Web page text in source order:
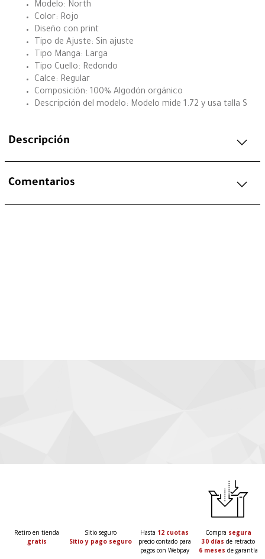
Modelo: North
Color: Rojo
Diseño con print
Tipo de Ajuste: Sin ajuste
Tipo Manga: Larga
Tipo Cuello: Redondo
Calce: Regular
Composición: 100% Algodón orgánico
Descripción del modelo: Modelo mide 1.72 y usa talla S
Descripción
Comentarios
Retiro en tienda
gratis
Sitio seguro
Sitio y pago seguro
Hasta 12 cuotas
precio contado para
pagos con Webpay
Compra segura
30 días de retracto
6 meses de garantía